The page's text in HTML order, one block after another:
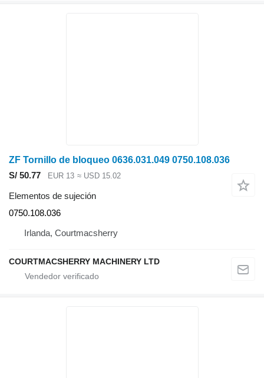
ZF Tornillo de bloqueo 0636.031.049 0750.108.036
S/ 50.77
EUR 13 ≈ USD 15.02
Elementos de sujeción
0750.108.036
Irlanda, Courtmacsherry
COURTMACSHERRY MACHINERY LTD